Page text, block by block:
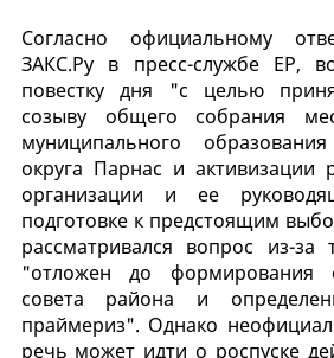
Согласно официальному
ЗАКС.Ру в пресс-службе ЕР,
повестку дня "с целью
созыву общего собрания
муниципального
округа Парнас и активизации
организации и ее
подготовке к предстоящим
рассматривался вопрос из-
"отложен до формирования
совета района и
праймериз". Однако
речь может идти о роспуске